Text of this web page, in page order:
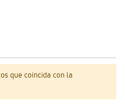
que coincida con la